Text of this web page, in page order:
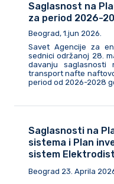
Saglasnost na
za period 2026-
Beograd, 1.jun 2026.
Savet Agencije za
sednici održanoj 28.
davanju saglasnosti
transport nafte
period od 2026-2028
Saglasnosti na
sistema i Plan
sistem
Beograd 23. Aprila